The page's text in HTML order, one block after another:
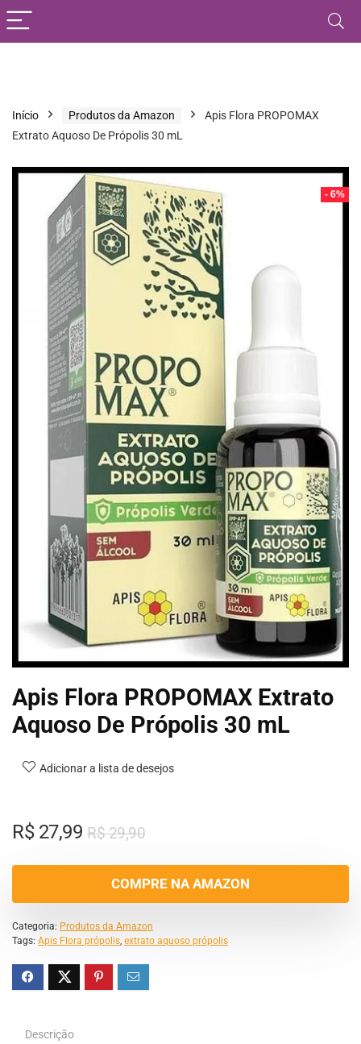
Início Produtos da Amazon
Apis Flora PROPOMAX
Extrato Aquoso De Própolis 30 mL
- 6%
Apis Flora PROPOMAX Extrato
Aquoso De Própolis 30 mL
Adicionar a lista de desejos
R$29,90
R$27,99
COMPRE NA AMAZON
Categoria: Produtos da Amazon
Tags: Apis Flora própolis, extrato aquoso própolis
Descrição